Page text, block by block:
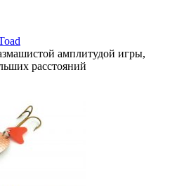
амплитудой игры,
расстояний